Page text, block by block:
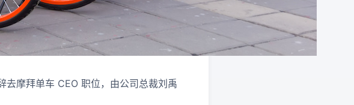
摩拜单车 CEO 职位，由公司总裁刘禹